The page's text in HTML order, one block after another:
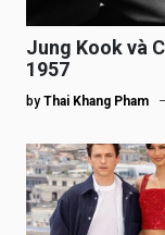
Jung Kook và
1957
by Thai Khang Pham